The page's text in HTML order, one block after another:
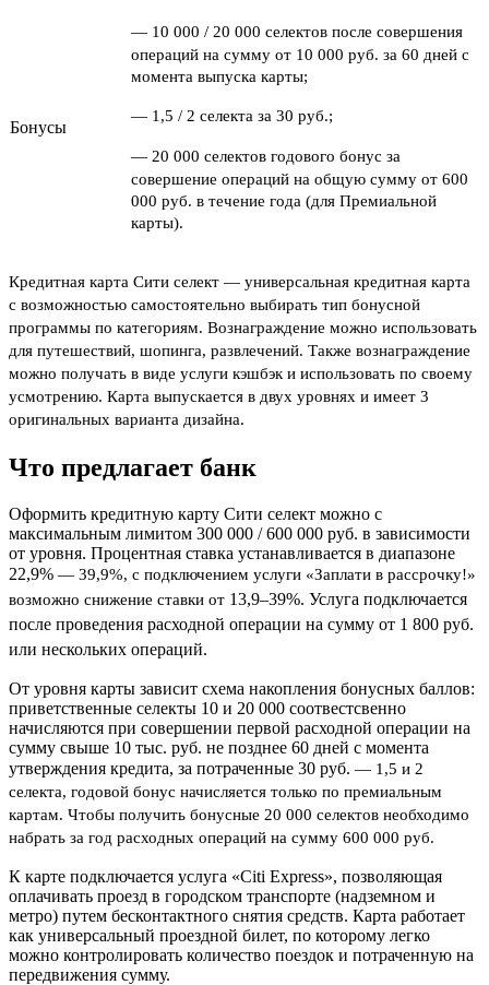
Бонусы
— 10 000 / 20 000 селектов после совершения
операций на сумму от 10 000 руб. за 60 дней с
момента выпуска карты;
— 1,5 / 2 селекта за 30 руб.;
— 20 000 селектов годового бонус за
совершение операций на общую сумму от 600
000 руб. в течение года (для Премиальной
карты).
Кредитная карта Сити селект — универсальная кредитная карта
с возможностью самостоятельно выбирать тип бонусной
программы по категориям. Вознаграждение можно использовать
для путешествий, шопинга, развлечений. Также вознаграждение
можно получать в виде услуги кэшбэк и использовать по своему
усмотрению. Карта выпускается в двух уровнях и имеет 3
оригинальных варианта дизайна.
Что предлагает банк
Оформить кредитную карту Сити селект можно с
максимальным лимитом 300 000 / 600 000 руб. в зависимости
от уровня. Процентная ставка устанавливается в диапазоне
22,9% — 39,9%, с подключением услуги «Заплати в рассрочку!»
возможно снижение ставки от 13,9–39%. Услуга подключается
после проведения расходной операции на сумму от 1 800 руб.
или нескольких операций.
От уровня карты зависит схема накопления бонусных баллов:
приветственные селекты 10 и 20 000 соотвестсвенно
начисляются при совершении первой расходной операции на
сумму свыше 10 тыс. руб. не позднее 60 дней с момента
утверждения кредита, за потраченные 30 руб. — 1,5 и 2
селекта, годовой бонус начисляется только по премиальным
картам. Чтобы получить бонусные 20 000 селектов необходимо
набрать за год расходных операций на сумму 600 000 руб.
К карте подключается услуга «Citi Express», позволяющая
оплачивать проезд в городском транспорте (надземном и
метро) путем бесконтактного снятия средств. Карта работает
как универсальный проездной билет, по которому легко
можно контролировать количество поездок и потраченную на
передвижения сумму.